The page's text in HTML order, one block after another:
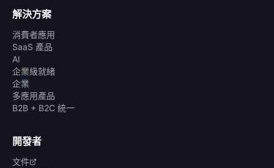
解決方案
消費者應用
SaaS 產品
AI
企業級就緒
企業
多應用產品
B2B + B2C 統一
開發者
文件